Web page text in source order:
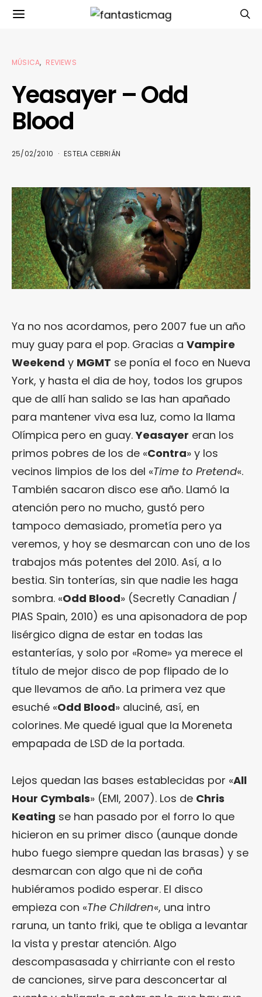
MÚSICA REVIEWS
Yeasayer – Odd
Blood
25/02/2010 ESTELA CEBRIÁN
Ya no nos acordamos, pero 2007 fue un año
muy guay para el pop. Gracias a Vampire
Weekend y MGMT se ponía el foco en Nueva
York, y hasta el dia de hoy, todos los grupos
que de allí han salido se las han apañado
para mantener viva esa luz, como la llama
Olímpica pero en guay.Yeasayer eran los
primos pobres de los de «Contra» y los
vecinos limpios de los del «Time to Pretend«.
También sacaron disco ese año. Llamó la
atención pero no mucho, gustó pero
tampoco demasiado, prometía pero ya
veremos, y hoy se desmarcan con uno de los
trabajos más potentes del 2010. Así, a lo
bestia. Sin tonterías, sin que nadie les haga
sombra. «Odd Blood» (Secretly Canadian /
PIAS Spain, 2010) es una apisonadora de pop
lisérgico digna de estar en todas las
estanterías, y solo por «Rome» ya merece el
título de mejor disco de pop flipado de lo
que llevamos de año. La primera vez que
esuché «Odd Blood» aluciné, así, en
colorines. Me quedé igual que la Moreneta
empapada de LSD de la portada.
Lejos quedan las bases establecidas por «All
Hour Cymbals» (EMI, 2007). Los de Chris
Keating se han pasado por el forro lo que
hicieron en su primer disco (aunque donde
hubo fuego siempre quedan las brasas) y se
desmarcan con algo que ni de coña
hubiéramos podido esperar. El disco
empieza con «The Children«, una intro
raruna, un tanto friki, que te obliga a levantar
la vista y prestar atención. Algo
descompasasada y chirriante con el resto
de canciones, sirve para desconcertar al